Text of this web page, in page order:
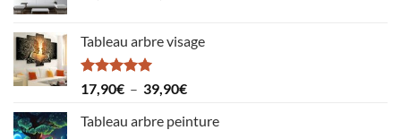
17,90€
37,90€
Tableau arbre visage
Note5.00
sur 5
17,90€ – 39,90€Plage
prix :
Tableau arbre peinture